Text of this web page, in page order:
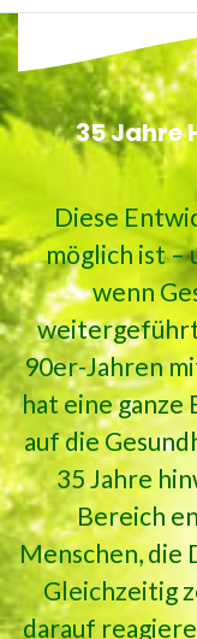
35 Jahre
Diese
möglich ist –
wenn
weitergeführt
90er-Jahren
hat eine ganze
auf die
35 Jahre
Bereich
Menschen, die
Gleichzeitig
darauf